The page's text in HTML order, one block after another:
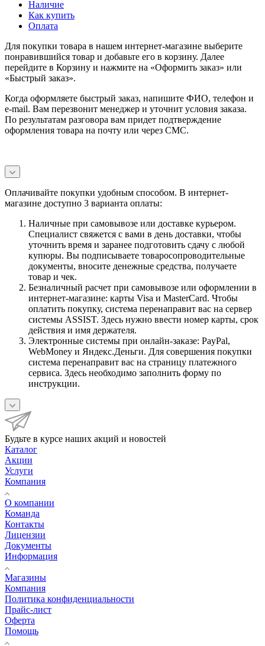
Наличие
Как купить
Оплата
Для покупки товара в нашем интернет-магазине выберите
понравившийся товар и добавьте его в корзину. Далее
перейдите в Корзину и нажмите на «Оформить заказ» или
«Быстрый заказ».
Когда оформляете быстрый заказ, напишите ФИО, телефон и
e-mail. Вам перезвонит менеджер и уточнит условия заказа.
По результатам разговора вам придет подтверждение
оформления товара на почту или через СМС.
Оплачивайте покупки удобным способом. В интернет-
магазине доступно 3 варианта оплаты:
Наличные при самовывозе или доставке курьером.
Специалист свяжется с вами в день доставки, чтобы
уточнить время и заранее подготовить сдачу с любой
купюры. Вы подписываете товаросопроводительные
документы, вносите денежные средства, получаете
товар и чек.
Безналичный расчет при самовывозе или оформлении в
интернет-магазине: карты Visa и MasterCard. Чтобы
оплатить покупку, система перенаправит вас на сервер
системы ASSIST. Здесь нужно ввести номер карты, срок
действия и имя держателя.
Электронные системы при онлайн-заказе: PayPal,
WebMoney и Яндекс.Деньги. Для совершения покупки
система перенаправит вас на страницу платежного
сервиса. Здесь необходимо заполнить форму по
инструкции.
Будьте в курсе наших акций и новостей
Каталог
Акции
Услуги
Компания
О компании
Команда
Контакты
Лицензии
Документы
Информация
Магазины
Компания
Политика конфиденциальности
Прайс-лист
Оферта
Помощь